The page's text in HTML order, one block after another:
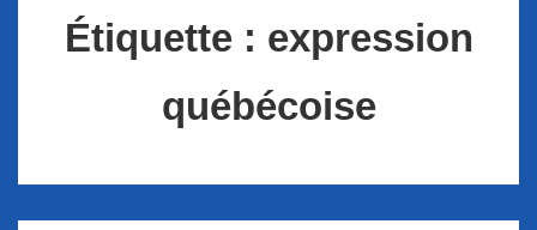
Étiquette : expression
québécoise